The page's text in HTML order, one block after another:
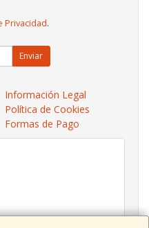
Privacidad.
Enviar
Información Legal
Política de Cookies
Formas de Pago